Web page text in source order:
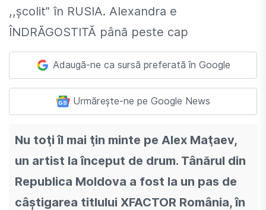
Adaugă-ne ca sursă preferată în Google
Urmărește-ne pe Google News
Nu toţi îl mai ţin minte pe Alex Maţaev,
un artist la început de drum. Tânărul din
Republica Moldova a fost la un pas de
câştigarea titlului XFACTOR România, în